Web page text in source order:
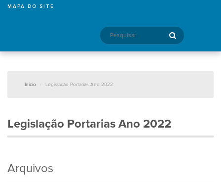
MAPA DO SITE
Início Legislação Portarias Ano 2022
Legislação Portarias Ano 2022
Arquivos